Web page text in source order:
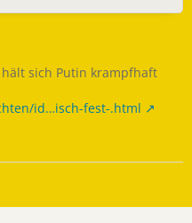
sich Putin krampfhaft
id…isch-fest-.html